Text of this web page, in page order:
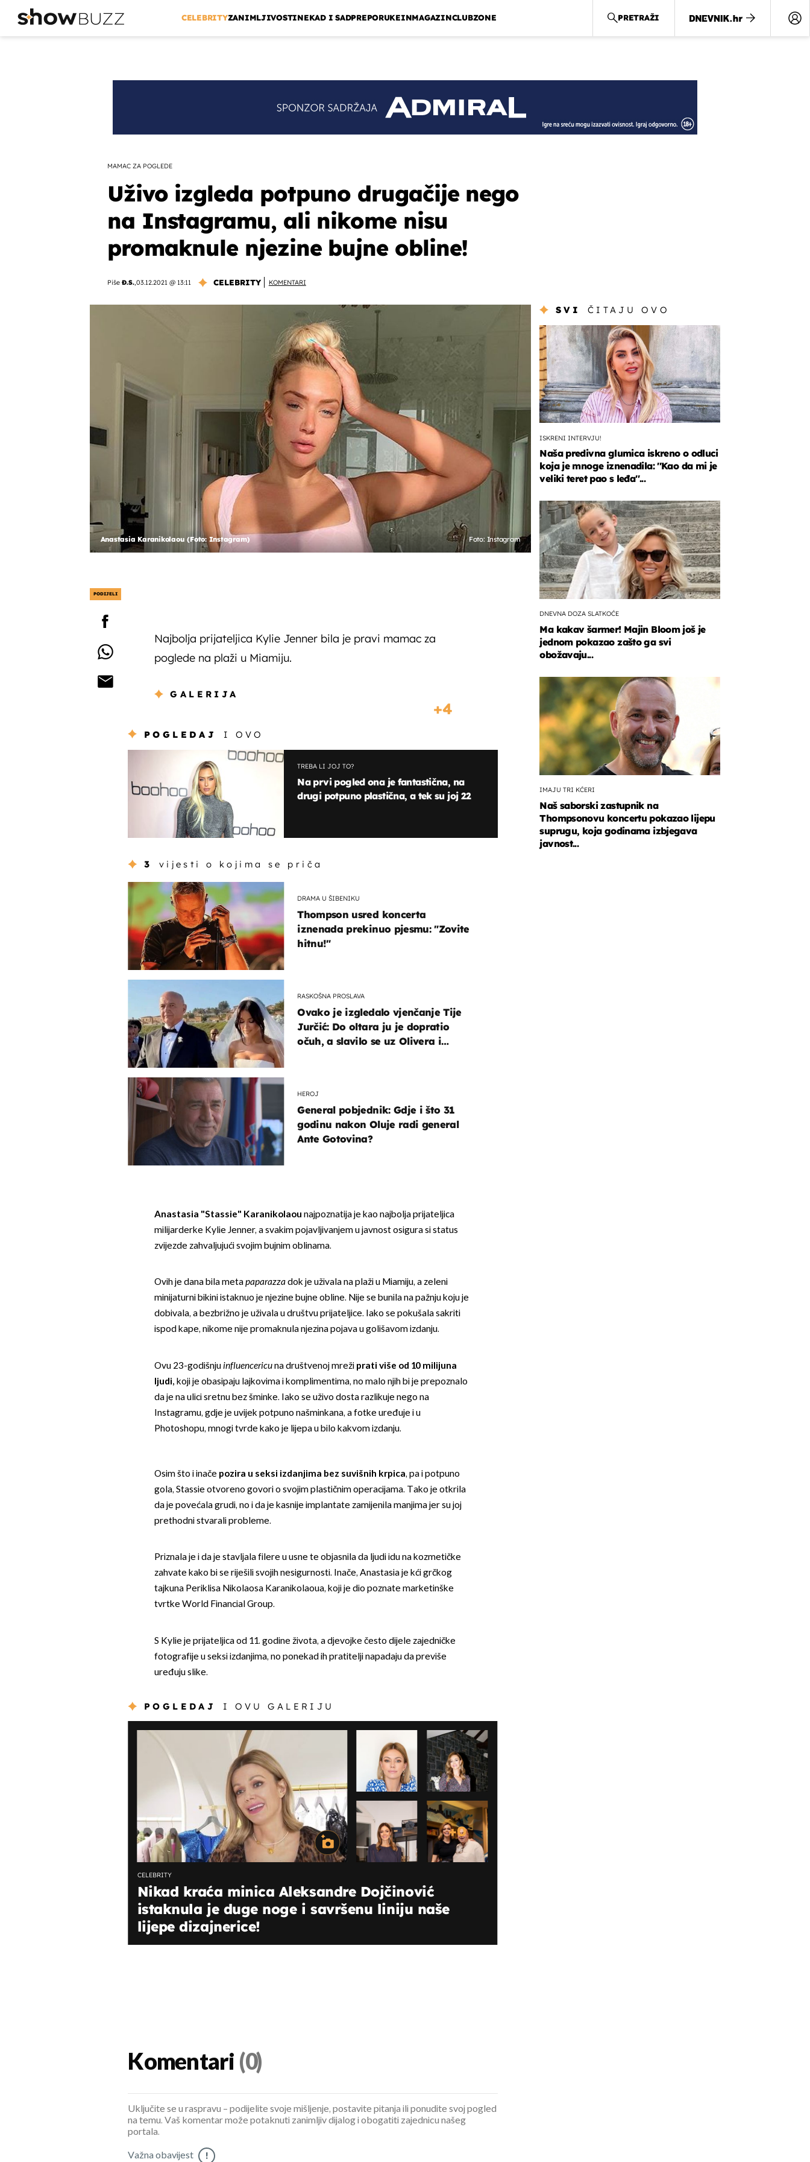
CELEBRITYZANIMLJIVOSTINEKAD I SADPREPORUKEINMAGAZINCLUBZONE PRETRAŽI
MAMAC ZA POGLEDE
Uživo izgleda potpuno drugačije nego
na Instagramu, ali nikome nisu
promaknule njezine bujne obline!
Piše Đ.S.,03.12.2021 @ 13:11 CELEBRITY KOMENTARI
Anastasia Karanikolaou (Foto: Instagram) Foto: Instagram
PODIJELI
Najbolja prijateljica Kylie Jenner bila je pravi mamac za
poglede na plaži u Miamiju.
GALERIJA
4
POGLEDAJ I OVO
TREBA LI JOJ TO?
Na prvi pogled ona je fantastična, na
drugi potpuno plastična, a tek su joj 22
3 vijesti o kojima se priča
DRAMA U ŠIBENIKU
Thompson usred koncerta
iznenada prekinuo pjesmu: "Zovite
hitnu!"
RASKOŠNA PROSLAVA
Ovako je izgledalo vjenčanje Tije
Jurčić: Do oltara ju je dopratio
očuh, a slavilo se uz Olivera i
HEROJ
General pobjednik: Gdje i što 31
godinu nakon Oluje radi general
Ante Gotovina?
Anastasia "Stassie" Karanikolaou najpoznatija je kao najbolja prijateljica
milijarderke Kylie Jenner, a svakim pojavljivanjem u javnost osigura si status
zvijezde zahvaljujući svojim bujnim oblinama.
Ovih je dana bila metapaparazzadok je uživala na plaži u Miamiju, a zeleni
minijaturni bikini istaknuo je njezine bujne obline. Nije se bunila na pažnju koju je
dobivala, a bezbrižno je uživala u društvu prijateljice. Iako se pokušala sakriti
ispod kape, nikome nije promaknula njezina pojava u golišavom izdanju.
Ovu 23-godišnjuinfluencericuna društvenoj mreži prati više od 10 milijuna
ljudi, koji je obasipaju lajkovima i komplimentima, no malo njih bi je prepoznalo
da je na ulici sretnu bez šminke. Iako se uživo dosta razlikuje nego na
Instagramu, gdje je uvijek potpuno našminkana, a fotke uređuje i u
Photoshopu, mnogi tvrde kako je lijepa u bilo kakvom izdanju.
Osim što i inače pozira u seksi izdanjima bez suvišnih krpica, pa i potpuno
gola, Stassie otvoreno govori o svojim plastičnim operacijama. Tako je otkrila
da je povećala grudi, no i da je kasnije implantate zamijenila manjima jer su joj
prethodni stvarali probleme.
Priznala je i da je stavljala filere u usne te objasnila da ljudi idu na kozmetičke
zahvate kako bi se riješili svojih nesigurnosti. Inače, Anastasia je kći grčkog
tajkuna Periklisa Nikolaosa Karanikolaoua, koji je dio poznate marketinške
tvrtke World Financial Group.
S Kylie je prijateljica od 11. godine života, a djevojke često dijele zajedničke
fotografije u seksi izdanjima, no ponekad ih pratitelji napadaju da previše
uređuju slike.
POGLEDAJ I OVU GALERIJU
+0
CELEBRITY
Nikad kraća minica Aleksandre Dojčinović
istaknula je duge noge i savršenu liniju naše
lijepe dizajnerice!
SVI ČITAJU OVO
ISKRENI INTERVJU!
Naša predivna glumica iskreno o odluci
koja je mnoge iznenadila: ''Kao da mi je
veliki teret pao s leđa''...
DNEVNA DOZA SLATKOĆE
Ma kakav šarmer! Majin Bloom još je
jednom pokazao zašto ga svi
obožavaju...
IMAJU TRI KĆERI
Naš saborski zastupnik na
Thompsonovu koncertu pokazao lijepu
suprugu, koja godinama izbjegava
javnost...
Komentari (0)
Uključite se u raspravu – podijelite svoje mišljenje, postavite pitanja ili ponudite svoj pogled
na temu. Vaš komentar može potaknuti zanimljiv dijalog i obogatiti zajednicu našeg
portala.
Važna obavijest !